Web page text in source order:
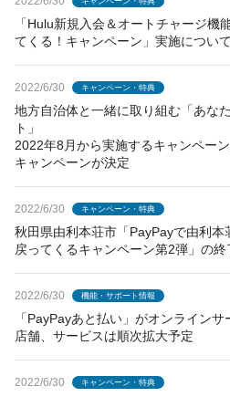
「Hulu新規入会＆オートチャージ機
てくる！キャンペーン」実施について
2022/6/30 キャンペーン・特典
地方自治体と一緒に取り組む「あな
ト」
2022年8月から実施するキャンペー
キャンペーンが決定
2022/6/30 キャンペーン・特典
秋田県由利本荘市「PayPayで由利
戻ってくるキャンペーン第2弾」の終
2022/6/30 機能・サポート情報
「PayPayあと払い」がオンライン
店舗、サービスは順次拡大予定
2022/6/30 キャンペーン・特典